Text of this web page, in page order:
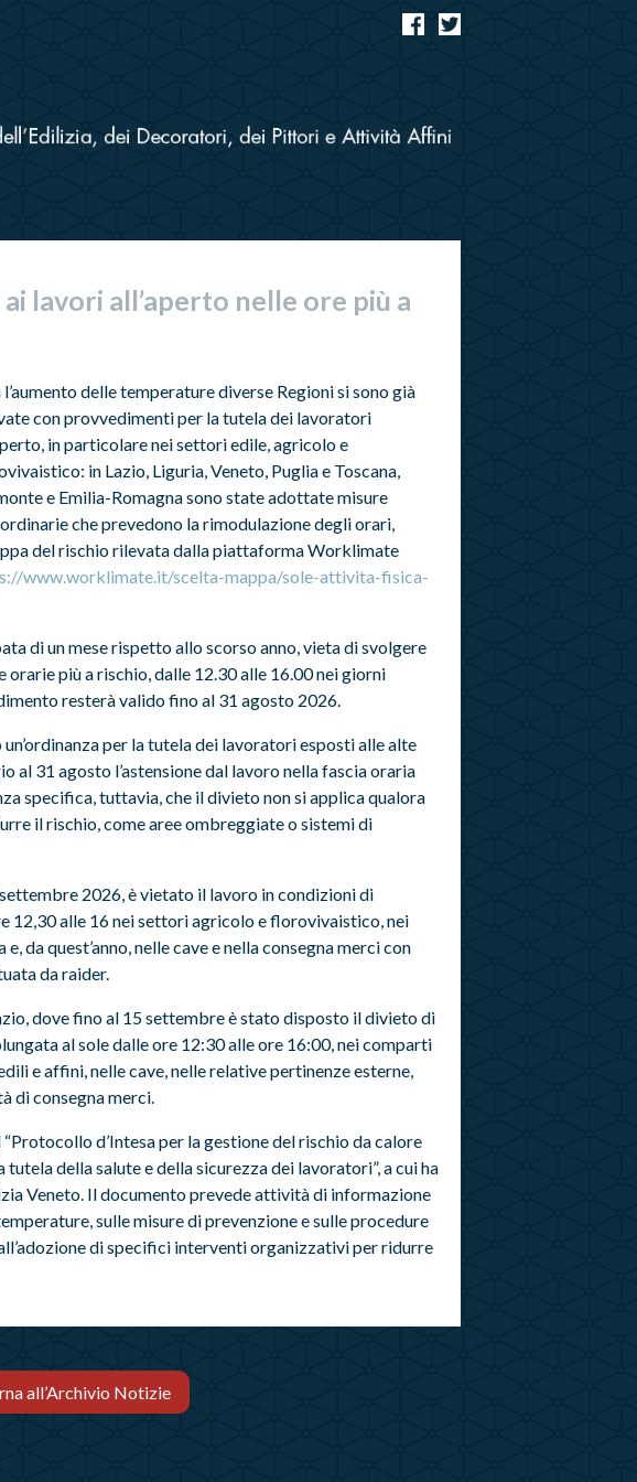
lavori all’aperto nelle ore più a
l’aumento delle temperature diverse Regioni si sono già
con provvedimenti per la tutela dei lavoratori
in particolare nei settori edile, agricolo e
in Lazio, Liguria, Veneto, Puglia e Toscana,
e Emilia-Romagna sono state adottate misure
che prevedono la rimodulazione degli orari,
del rischio rilevata dalla piattaforma Worklimate
www.worklimate.it/scelta-mappa/sole-attivita-fisica-
di un mese rispetto allo scorso anno, vieta di svolgere
più a rischio, dalle 12.30 alle 16.00 nei giorni
resterà valido fino al 31 agosto 2026.
per la tutela dei lavoratori esposti alle alte
al 31 agosto l’astensione dal lavoro nella fascia oraria
specifica, tuttavia, che il divieto non si applica qualora
il rischio, come aree ombreggiate o sistemi di
2026, è vietato il lavoro in condizioni di
12,30 alle 16 nei settori agricolo e florovivaistico, nei
da quest’anno, nelle cave e nella consegna merci con
da raider.
dove fino al 15 settembre è stato disposto il divieto di
al sole dalle ore 12:30 alle ore 16:00, nei comparti
e affini, nelle cave, nelle relative pertinenze esterne,
di consegna merci.
d’Intesa per la gestione del rischio da calore
della salute e della sicurezza dei lavoratori”, a cui ha
Veneto. Il documento prevede attività di informazione
sulle misure di prevenzione e sulle procedure
di specifici interventi organizzativi per ridurre
all’Archivio Notizie